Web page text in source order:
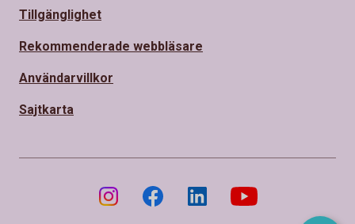
Tillgänglighet
Rekommenderade webbläsare
Användarvillkor
Sajtkarta